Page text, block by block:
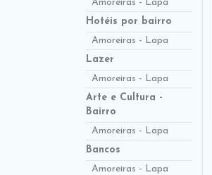
Amoreiras - Lapa
Hotéis por bairro
Amoreiras - Lapa
Lazer
Amoreiras - Lapa
Arte e Cultura -
Bairro
Amoreiras - Lapa
Bancos
Amoreiras - Lapa